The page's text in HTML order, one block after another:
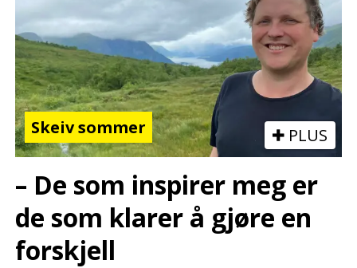
Skeiv sommer PLUS
– De som inspirer meg er
de som klarer å gjøre en
forskjell